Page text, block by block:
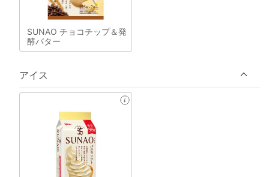
SUNAO チョコチップ＆発
酵バター
アイス